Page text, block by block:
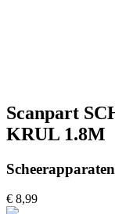
Scanpart
KRUL 1.8M
€ 8,99